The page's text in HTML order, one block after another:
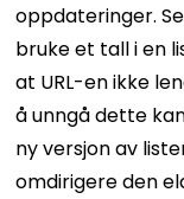
oppdateringer.
bruke et tall i en
at URL-en ikke
å unngå dette
ny versjon av
omdirigere den